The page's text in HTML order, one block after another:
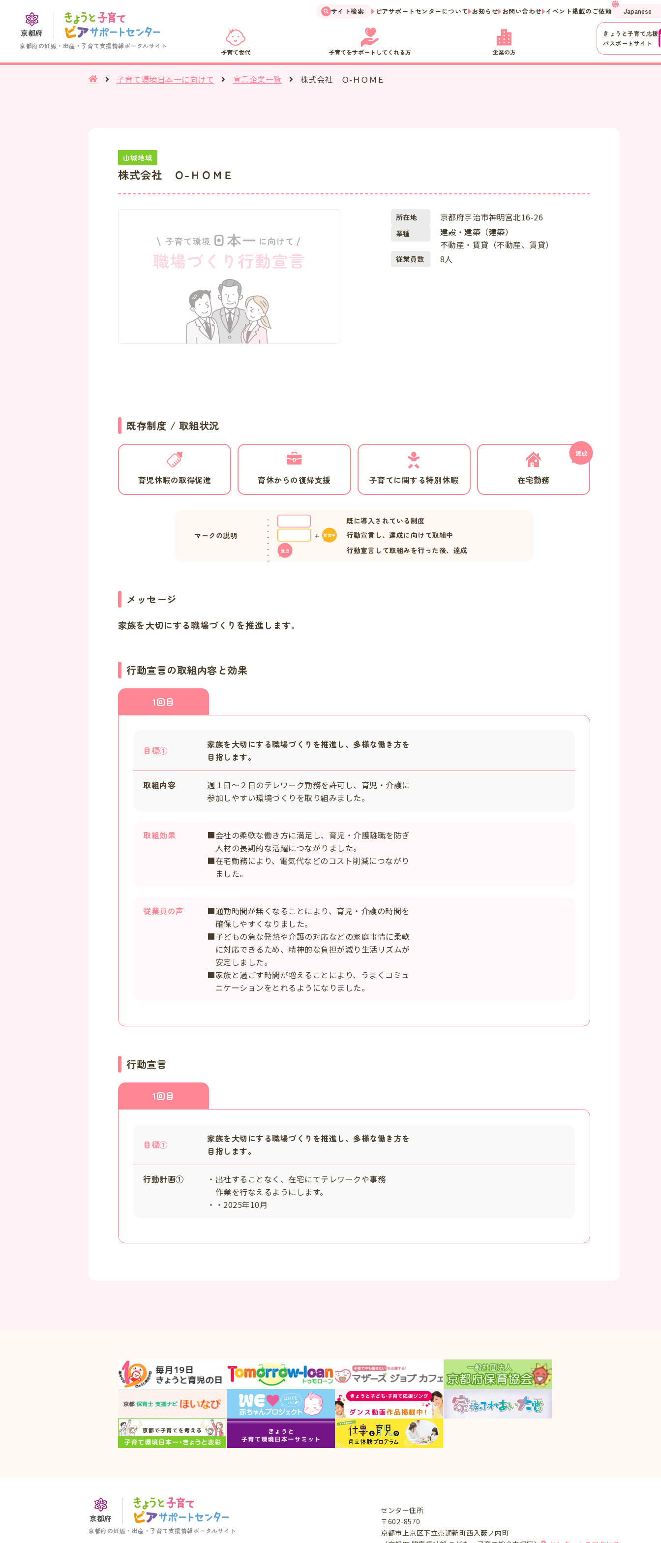
京都府の妊娠・出産・子育て支援情報ポータルサイト
京都府
子育て世代 子育てをサポートしてくれる方 企業の方
サイト検索 ピアサポートセンターについて お知らせ お問い合わせ イベント掲載のご依頼
きょうと子育て応援
パスポートサイト
子育て環境日本一に向けて 宣言企業一覧 株式会社 Ｏ-ＨＯＭＥ
株式会社 Ｏ-ＨＯＭＥ
所在地 京都府宇治市神明宮北16-26
業種
建設・建築（建築）
不動産・賃貸（不動産、賃貸）
従業員数 8人
既存制度 / 取組状況
育児休暇の取得促進 育休からの復帰支援 子育てに関する特別休暇 在宅勤務
マークの説明
既に導入されている制度
行動宣言し、達成に向けて取組中
行動宣言して取組みを行った後、達成
メッセージ
家族を大切にする職場づくりを推進します。
行動宣言の取組内容と効果
1回目
目標①
家族を大切にする職場づくりを推進し、多様な働き方を
目指します。
取組内容
週１日～２日のテレワーク勤務を許可し、育児・介護に
参加しやすい環境づくりを取り組みました。
取組効果
■会社の柔軟な働き方に満足し、育児・介護離職を防ぎ
人材の長期的な活躍につながりました。
■在宅勤務により、電気代などのコスト削減につながり
ました。
従業員の声
■通勤時間が無くなることにより、育児・介護の時間を
確保しやすくなりました。
■子どもの急な発熱や介護の対応などの家庭事情に柔軟
に対応できるため、精神的な負担が減り生活リズムが
安定しました。
■家族と過ごす時間が増えることにより、うまくコミュ
ニケーションをとれるようになりました。
行動宣言
1回目
目標①
家族を大切にする職場づくりを推進し、多様な働き方を
目指します。
行動計画①
・出社することなく、在宅にてテレワークや事務
作業を行なえるようにします。
・・2025年10月
京都府の妊娠・出産・子育て支援情報ポータルサイト
京都府
センター住所
〒602-8570
京都市上京区下立売通新町西入薮ノ内町